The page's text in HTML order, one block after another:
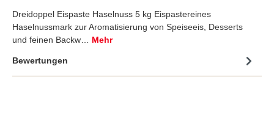
Dreidoppel Eispaste Haselnuss 5 kg Eispastereines
Haselnussmark zur Aromatisierung von Speiseeis, Desserts
und feinen Backw… Mehr
Bewertungen